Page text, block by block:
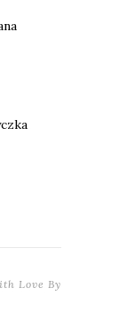
Love By